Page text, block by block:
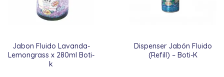
Jabon Fluido Lavanda-
Lemongrass x 280ml Boti-
k
Dispenser Jabón Fluido
(Refill) – Boti-K